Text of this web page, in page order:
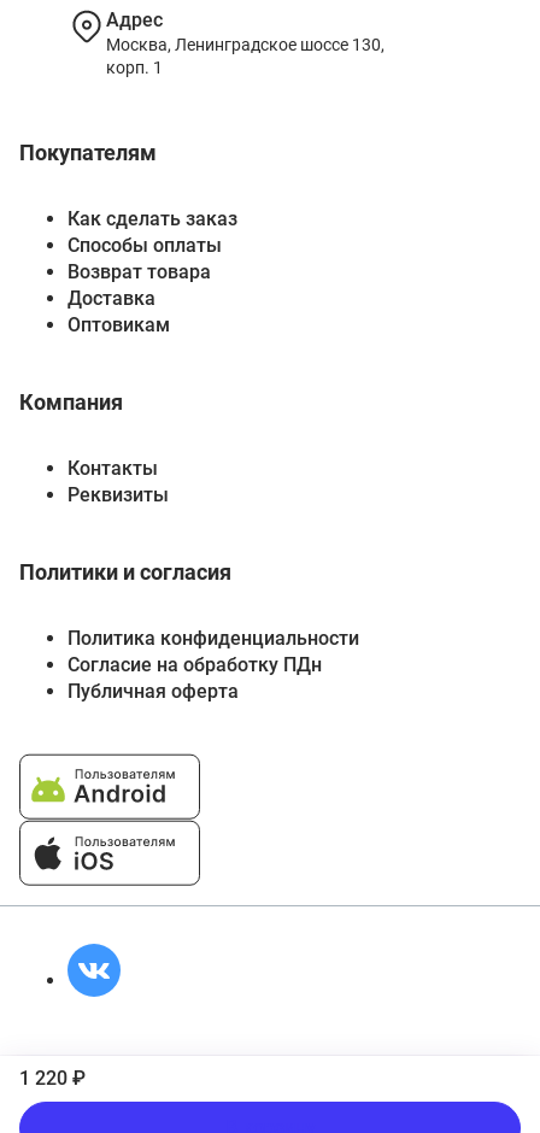
1 220 ₽
Покупателям
Как сделать заказ
Способы оплаты
Возврат товара
Доставка
Оптовикам
Компания
Контакты
Реквизиты
Политики и согласия
Политика конфиденциальности
Согласие на обработку ПДн
Публичная оферта
Адрес
Москва, Ленинградское шоссе 130,
корп. 1